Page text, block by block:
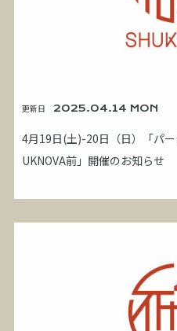
更新日 2025.04.14 MON
4月19日(土)-20日（日）「パ
UKNOVA前」開催のお知らせ